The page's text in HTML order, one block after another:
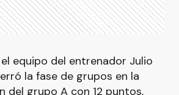
equipo del entrenador Julio
la fase de grupos en la
del grupo A con 12 puntos,